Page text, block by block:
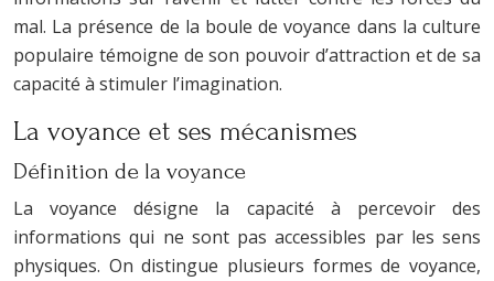
mal. La présence de la boule de voyance dans la culture
populaire témoigne de son pouvoir d’attraction et de sa
capacité à stimuler l’imagination.
La voyance et ses mécanismes
Définition de la voyance
La voyance désigne la capacité à percevoir des
informations qui ne sont pas accessibles par les sens
physiques. On distingue plusieurs formes de voyance,